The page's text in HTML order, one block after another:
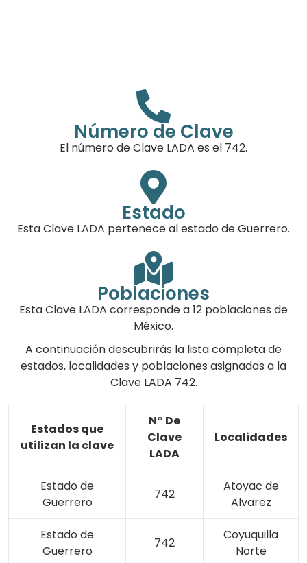
Número de Clave
El número de Clave LADA es el 742.
Estado
Esta Clave LADA pertenece al estado de Guerrero.
Poblaciones
Esta Clave LADA corresponde a 12 poblaciones de
México.
A continuación descubrirás la lista completa de
estados, localidades y poblaciones asignadas a la
Clave LADA 742.
Estados que
utilizan la clave
N° De
Clave
LADA
Localidades
Estado de
Guerrero
742
Atoyac de
Alvarez
Estado de
Guerrero
742
Coyuquilla
Norte